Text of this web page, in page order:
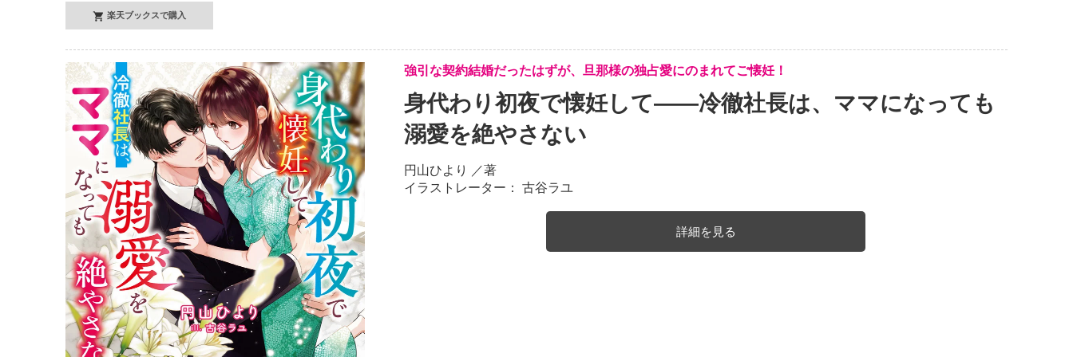
楽天ブックスで購入
強引な契約結婚だったはずが、旦那様の独占愛にのまれてご懐妊！
身代わり初夜で懐妊して――冷徹社長は、ママになっても
溺愛を絶やさない
円山ひより
／著
イラストレーター： 古谷ラユ
詳細を見る